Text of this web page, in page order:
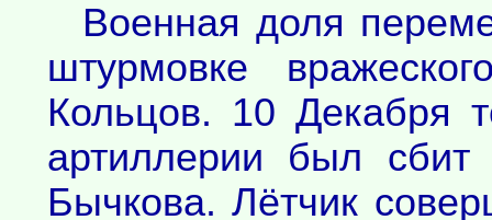
Военная доля
штурмовке
Кольцов. 10 Декабря
артиллерии был
Бычкова. Лётчик